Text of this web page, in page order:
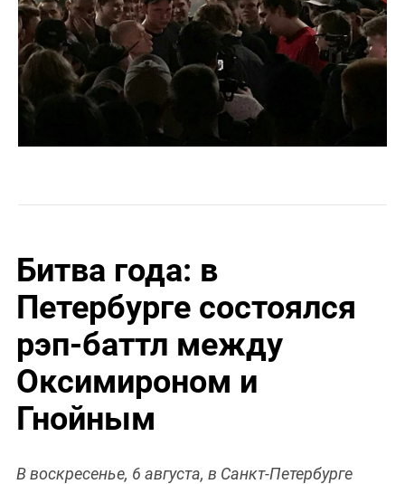
Битва года: в
Петербурге состоялся
рэп-баттл между
Оксимироном и
Гнойным
В воскресенье, 6 августа, в Санкт-Петербурге